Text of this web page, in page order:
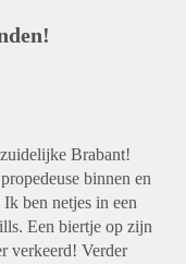
Brabant!
binnen en
ben netjes in een
Een biertje op zijn
verkeerd! Verder